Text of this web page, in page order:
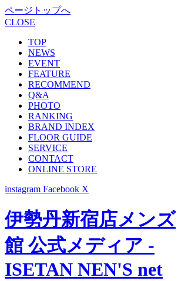
ページトップへ
CLOSE
TOP
NEWS
EVENT
FEATURE
RECOMMEND
Q&A
PHOTO
RANKING
BRAND INDEX
FLOOR GUIDE
SERVICE
CONTACT
ONLINE STORE
instagram Facebook X
伊勢丹新宿店メンズ
館 公式メディア -
ISETAN NEN'S net